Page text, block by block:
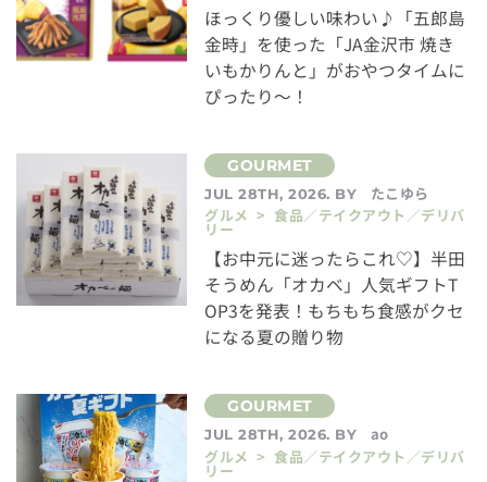
ほっくり優しい味わい♪「五郎島
金時」を使った「JA金沢市 焼き
いもかりんと」がおやつタイムに
ぴったり～！
JUL 28TH, 2026. BY
たこゆら
グルメ > 食品／テイクアウト／デリバ
リー
【お中元に迷ったらこれ♡】半田
そうめん「オカベ」人気ギフトT
OP3を発表！もちもち食感がクセ
になる夏の贈り物
JUL 28TH, 2026. BY
ao
グルメ > 食品／テイクアウト／デリバ
リー